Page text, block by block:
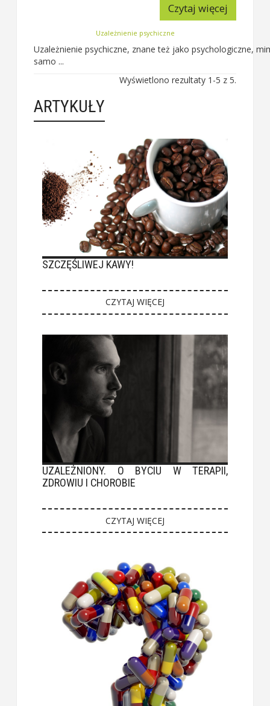
Czytaj więcej
Uzależnienie psychiczne
Uzależnienie psychiczne, znane też jako psychologiczne,
samo ...
Wyświetlono rezultaty 1-5 z 5.
ARTYKUŁY
SZCZĘŚLIWEJ KAWY!
CZYTAJ WIĘCEJ
UZALEŻNIONY. O BYCIU W TERAPII,
ZDROWIU I CHOROBIE
CZYTAJ WIĘCEJ